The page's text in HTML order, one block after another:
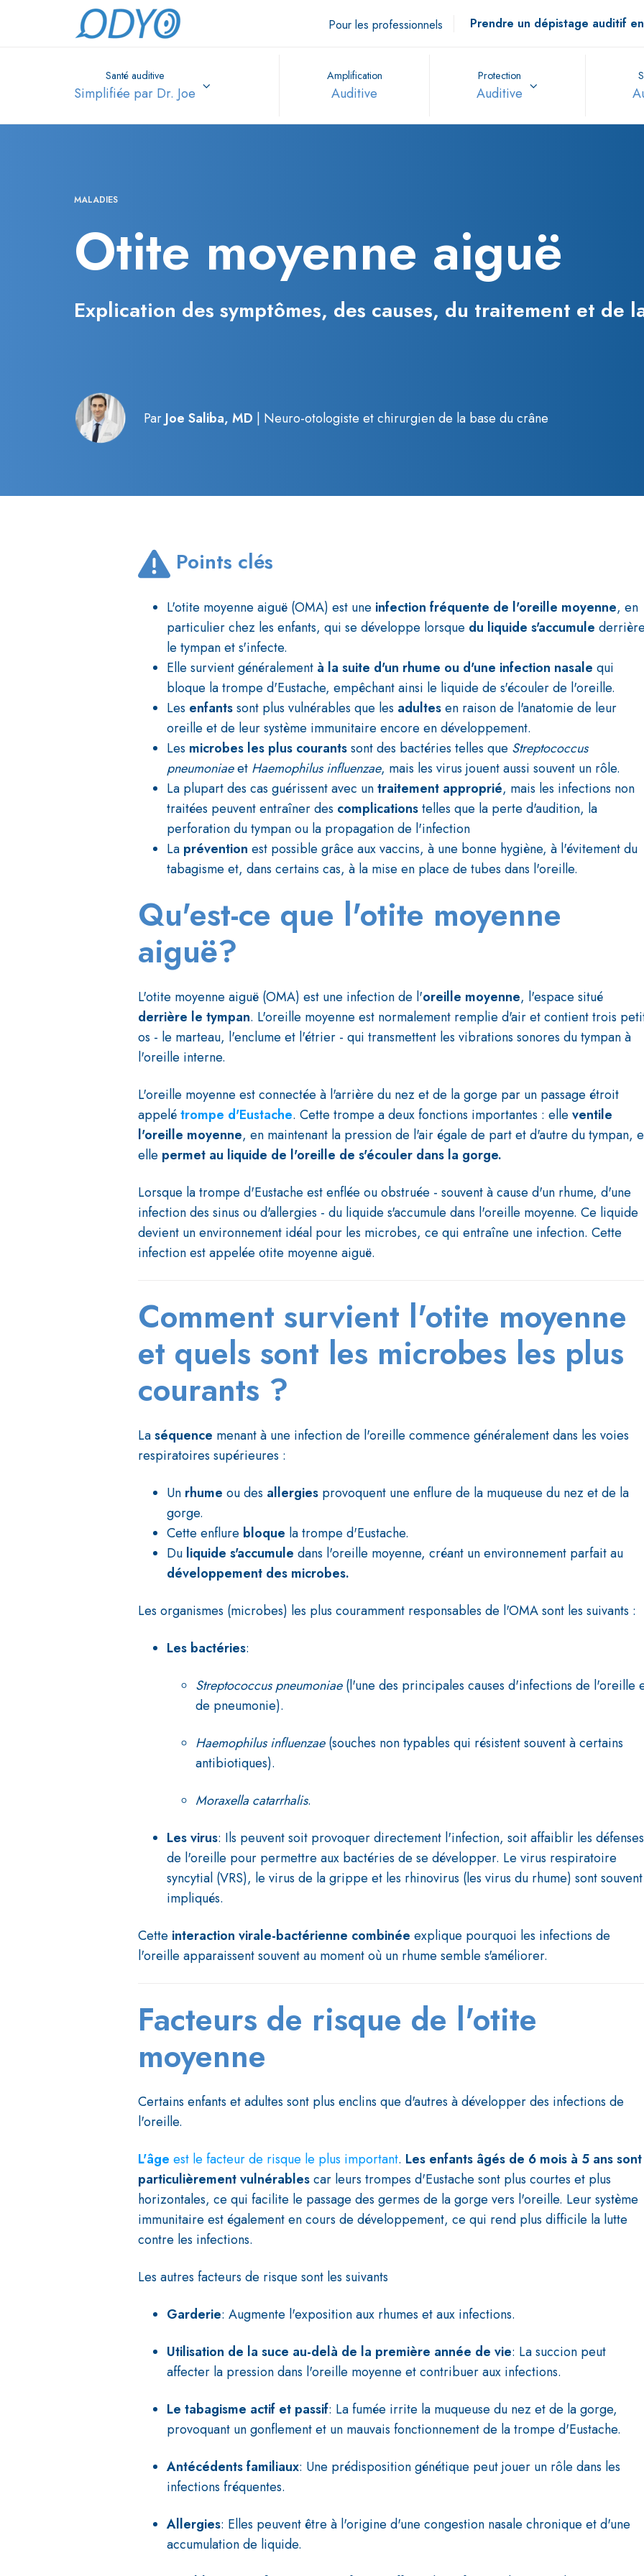
Pour les professionnels Prendre un dépistage auditif
Santé auditive
Simplifiée par Dr. Joe
Amplification
Auditive
Protection
Auditive
MALADIES
Otite moyenne aiguë
Explication des symptômes, des causes, du traitement et de
Par Joe Saliba, MD | Neuro-otologiste et chirurgien de la base du crâne
Points clés
L'otite moyenne aiguë (OMA) est une infection fréquente de l'oreille moyenne, en
particulier chez les enfants, qui se développe lorsque du liquide s'accumule
le tympan et s'infecte.
Elle survient généralement à la suite d'un rhume ou d'une infection nasale qui
bloque la trompe d'Eustache, empêchant ainsi le liquide de s'écouler de l'oreille.
Les enfantssont plus vulnérables que les adultesen raison de l'anatomie de leur
oreille et de leur système immunitaire encore en développement.
Les microbes les plus courantssont des bactéries telles que Streptococcus
pneumoniaeet Haemophilus influenzae, mais les virus jouent aussi souvent un rôle.
La plupart des cas guérissent avec untraitement approprié, mais les infections non
traitées peuvent entraîner des complicationstelles que la perte d'audition, la
perforation du tympan ou la propagation de l'infection
La prévention est possible grâce aux vaccins, à une bonne hygiène, à l'évitement du
tabagisme et, dans certains cas, à la mise en place de tubes dans l'oreille.
Qu'est-ce que l'otite moyenne
aiguë?
L'otite moyenne aiguë (OMA) est une infection de l'oreille moyenne, l'espace situé
derrière le tympan. L'oreille moyenne est normalement remplie d'air et contient trois
os - le marteau, l'enclume et l'étrier - qui transmettent les vibrations sonores du tympan à
l'oreille interne.
L'oreille moyenne est connectée à l'arrière du nez et de la gorge par un passage étroit
appelétrompe d'Eustache. Cette trompe a deux fonctions importantes : elle ventile
l'oreille moyenne, en maintenant la pression de l'air égale de part et d'autre du tympan,
elle permet au liquide de l'oreille de s'écouler dans la gorge.
Lorsque la trompe d'Eustache est enflée ou obstruée - souvent à cause d'un rhume, d'une
infection des sinus ou d'allergies - du liquide s'accumule dans l'oreille moyenne. Ce liquide
devient un environnement idéal pour les microbes, ce qui entraîne une infection. Cette
infection est appelée otite moyenne aiguë.
Comment survient l'otite moyenne
et quels sont les microbes les plus
courants ?
Laséquence menant à une infection de l'oreille commence généralement dans les voies
respiratoires supérieures :
Un rhume ou des allergies provoquent une enflure de la muqueuse du nez et de la
gorge.
Cette enflure bloque la trompe d'Eustache.
Du liquide s'accumule dans l'oreille moyenne, créant un environnement parfait au
développement des microbes.
Les organismes (microbes) les plus couramment responsables de l'OMA sont les suivants :
Les bactéries:
Streptococcus pneumoniae(l'une des principales causes d'infections de l'oreille
de pneumonie).
Haemophilus influenzae(souches non typables qui résistent souvent à certains
antibiotiques).
Moraxella catarrhalis.
Lesvirus: Ils peuvent soit provoquer directement l'infection, soit affaiblir les défenses
de l'oreille pour permettre aux bactéries de se développer. Le virus respiratoire
syncytial (VRS), le virus de la grippe et les rhinovirus (les virus du rhume) sont souvent
impliqués.
Cette interaction virale-bactérienne combinée explique pourquoi les infections de
l'oreille apparaissent souvent au moment où un rhume semble s'améliorer.
Facteurs de risque de l'otite
moyenne
Certains enfants et adultes sont plus enclins que d'autres à développer des infections de
l'oreille.
L'âge est le facteur de risque le plus important. Les enfants âgés de 6 mois à 5 anssont
particulièrement vulnérablescar leurs trompes d'Eustache sont plus courtes et plus
horizontales, ce qui facilite le passage des germes de la gorge vers l'oreille. Leur système
immunitaire est également en cours de développement, ce qui rend plus difficile la lutte
contre les infections.
Les autres facteurs de risque sont les suivants
Garderie: Augmente l'exposition aux rhumes et aux infections.
Utilisation de la suce au-delà de la première année de vie: La succion peut
affecter la pression dans l'oreille moyenne et contribuer aux infections.
Le tabagisme actif et passif: La fumée irrite la muqueuse du nez et de la gorge,
provoquant un gonflement et un mauvais fonctionnement de la trompe d'Eustache.
Antécédents familiaux: Une prédisposition génétique peut jouer un rôle dans les
infections fréquentes.
Allergies: Elles peuvent être à l'origine d'une congestion nasale chronique et d'une
accumulation de liquide.